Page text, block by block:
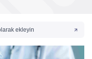
ekleyin